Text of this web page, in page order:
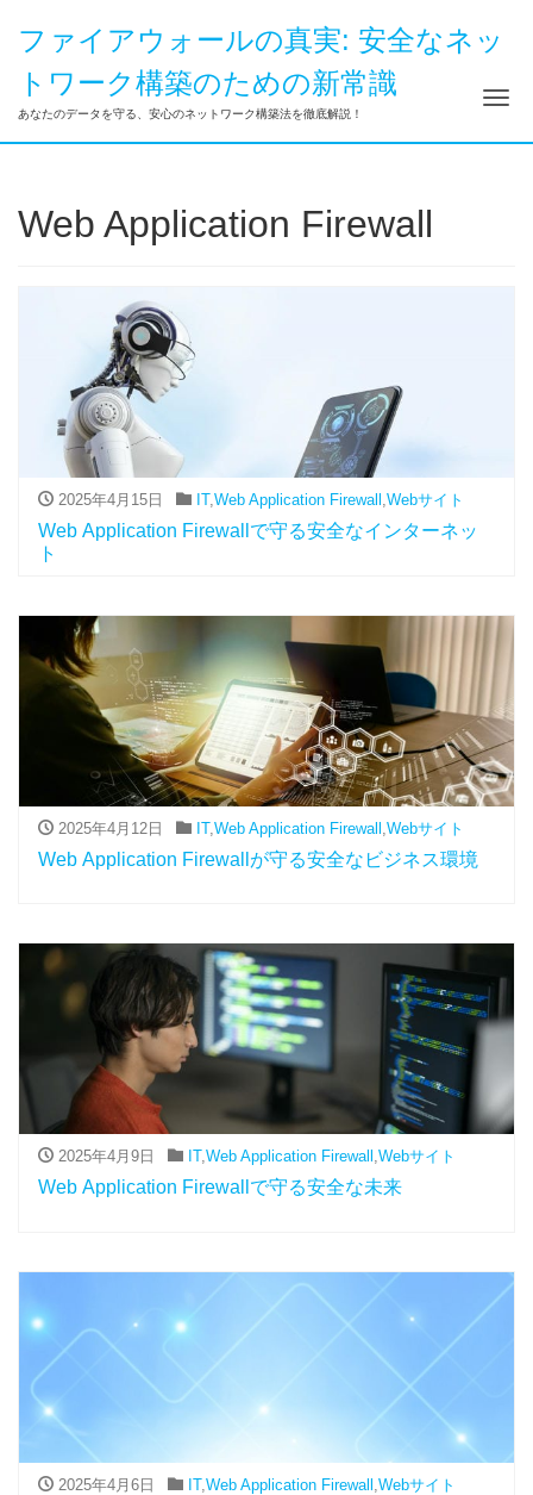
ファイアウォールの真実: 安全なネッ
トワーク構築のための新常識
あなたのデータを守る、安心のネットワーク構築法を徹底解説！ ナ
Web Application Firewall
2025年4月15日 IT,Web Application Firewall ,Webサイト
Web Application Firewallで守る安全なインターネッ
ト
2025年4月12日 IT, Web Application Firewall Webサイト
Web Application Firewallが守る安全なビジネス環境
2025年4月9日 IT,Web Application Firewall ,Webサイト
Web Application Firewallで守る安全な未来
2025年4月6日 IT, Web Application Firewall Webサイト